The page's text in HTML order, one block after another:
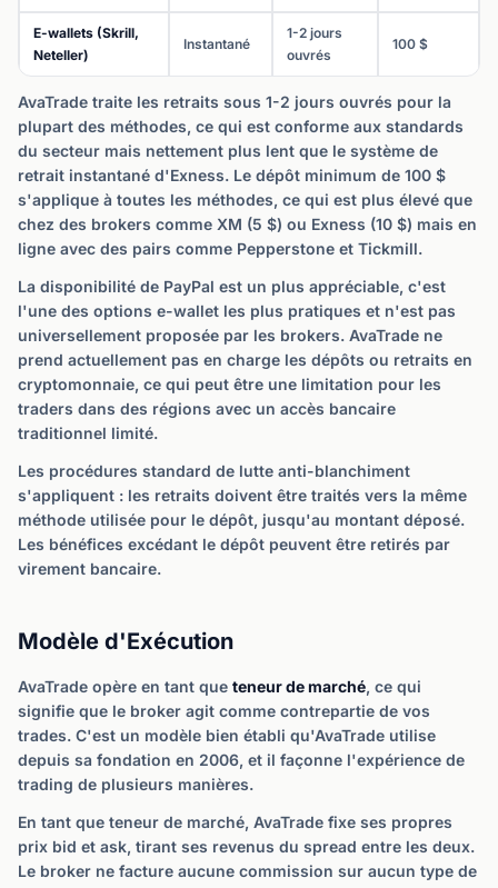
E-wallets (Skrill,
Neteller)
Instantané
1-2 jours
ouvrés
100 $
AvaTrade traite les retraits sous 1-2 jours ouvrés pour la
plupart des méthodes, ce qui est conforme aux standards
du secteur mais nettement plus lent que le système de
retrait instantané d'Exness. Le dépôt minimum de 100 $
s'applique à toutes les méthodes, ce qui est plus élevé que
chez des brokers comme XM (5 $) ou Exness (10 $) mais en
ligne avec des pairs comme Pepperstone et Tickmill.
La disponibilité de PayPal est un plus appréciable, c'est
l'une des options e-wallet les plus pratiques et n'est pas
universellement proposée par les brokers. AvaTrade ne
prend actuellement pas en charge les dépôts ou retraits en
cryptomonnaie, ce qui peut être une limitation pour les
traders dans des régions avec un accès bancaire
traditionnel limité.
Les procédures standard de lutte anti-blanchiment
s'appliquent : les retraits doivent être traités vers la même
méthode utilisée pour le dépôt, jusqu'au montant déposé.
Les bénéfices excédant le dépôt peuvent être retirés par
virement bancaire.
Modèle d'Exécution
AvaTrade opère en tant que teneur de marché, ce qui
signifie que le broker agit comme contrepartie de vos
trades. C'est un modèle bien établi qu'AvaTrade utilise
depuis sa fondation en 2006, et il façonne l'expérience de
trading de plusieurs manières.
En tant que teneur de marché, AvaTrade fixe ses propres
prix bid et ask, tirant ses revenus du spread entre les deux.
Le broker ne facture aucune commission sur aucun type de